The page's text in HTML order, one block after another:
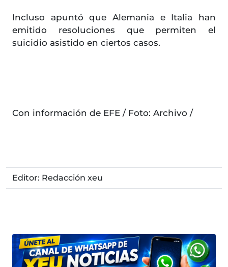
Incluso apuntó que Alemania e Italia han
emitido resoluciones que permiten el
suicidio asistido en ciertos casos.
Con información de EFE / Foto: Archivo /
Editor: Redacción xeu